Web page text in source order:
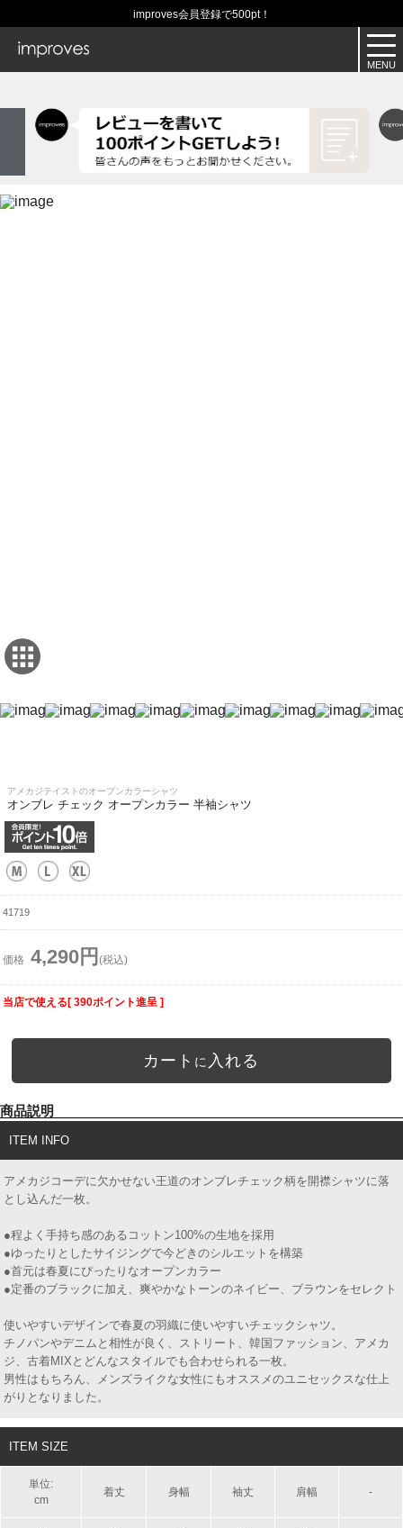
improves会員登録で500pt！
アメカジテイストのオープンカラーシャツ
オンブレ チェック オープンカラー 半袖シャツ
41719
価格 4,290円 (税込)
当店で使える[ 390ポイント進呈 ]
カート に 入れる
商品説明
ITEM INFO
アメカジコーデに欠かせない王道のオンブレチェック柄を開襟シャツに落
とし込んだ一枚。
●程よく手持ち感のあるコットン100%の生地を採用
●ゆったりとしたサイジングで今どきのシルエットを構築
●首元は春夏にぴったりなオープンカラー
●定番のブラックに加え、爽やかなトーンのネイビー、ブラウンをセレクト
使いやすいデザインで春夏の羽織に使いやすいチェックシャツ。
チノパンやデニムと相性が良く、ストリート、韓国ファッション、アメカ
ジ、古着MIXとどんなスタイルでも合わせられる一枚。
男性はもちろん、メンズライクな女性にもオススメのユニセックスな仕上
がりとなりました。
ITEM SIZE
単位:
cm
着丈 身幅 袖丈 肩幅 -